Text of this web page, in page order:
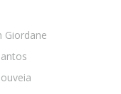
Giordane